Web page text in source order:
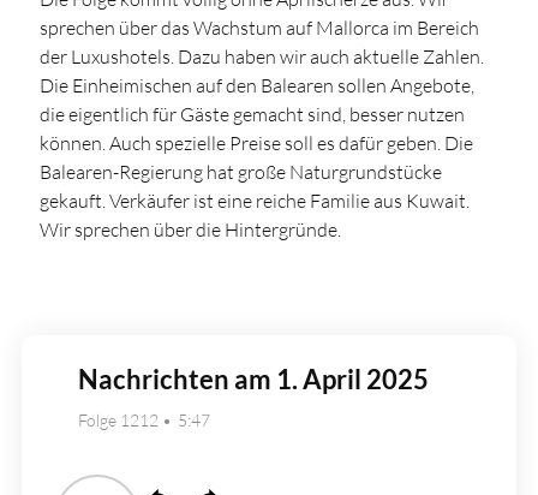
sprechen über das Wachstum auf Mallorca im Bereich
der Luxushotels. Dazu haben wir auch aktuelle Zahlen.
Die Einheimischen auf den Balearen sollen Angebote,
die eigentlich für Gäste gemacht sind, besser nutzen
können. Auch spezielle Preise soll es dafür geben. Die
Balearen-Regierung hat große Naturgrundstücke
gekauft. Verkäufer ist eine reiche Familie aus Kuwait.
Wir sprechen über die Hintergründe.
Nachrichten am 1. April 2025
Folge 1212 5:47